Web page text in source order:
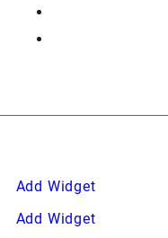
Add Widget
Add Widget